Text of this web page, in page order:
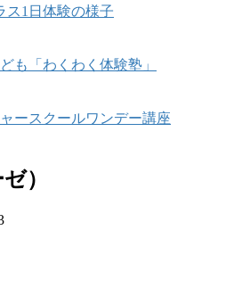
ス1日体験の様子
も「わくわく体験塾」
ースクールワンデー講座
）